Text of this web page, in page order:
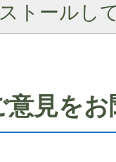
トールし
意見を